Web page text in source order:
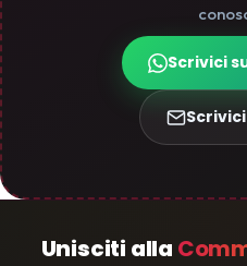
Scrivici
Unisciti alla